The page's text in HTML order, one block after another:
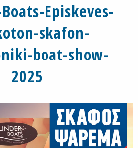
Episkeves-
skafon-
boat-show-
2025